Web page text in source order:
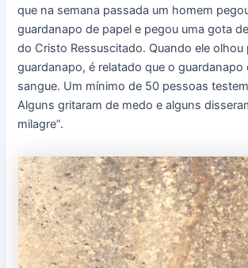
que na semana passada um homem
guardanapo de papel e pegou uma gota
do Cristo Ressuscitado. Quando ele olhou
guardanapo, é relatado que o guardanapo
sangue. Um mínimo de 50 pessoas
Alguns gritaram de medo e alguns
milagre”.